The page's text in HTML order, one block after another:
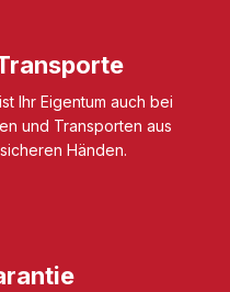
Ihr Eigentum auch bei
und Transporten aus
Händen.